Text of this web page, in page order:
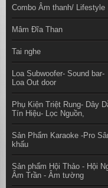
Combo Âm thanh/ Lifestyle
Mâm Đĩa Than
Tai nghe
Loa Subwoofer- Sound bar-
Loa Out door
Phụ Kiện Triệt Rung- Dây
Tín Hiệu- Lọc Nguồn,
Sản Phẩm Karaoke -Pro
khấu
Sản phẩm Hội Thảo - Hội
Âm Trần - Âm tường